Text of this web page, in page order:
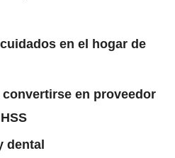
en el hogar de
en proveedor
dental